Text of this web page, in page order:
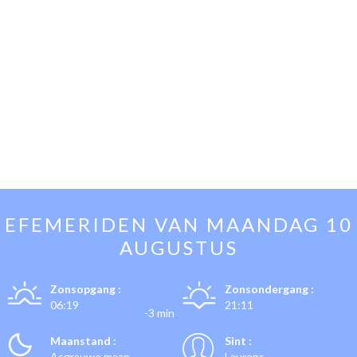
EFEMERIDEN VAN MAANDAG 10
AUGUSTUS
Zonsopgang :
06:19
-3 min
Zonsondergang :
21:11
Maanstand :
Sint :